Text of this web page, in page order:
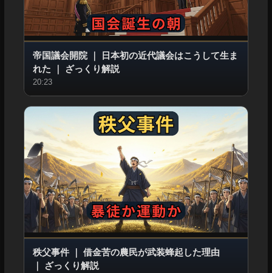
帝国議会開院｜
日本初の近代議会はこうして生ま
れた ｜ ざっくり解説
20:23
秩父事件｜ 借金苦の農民が武装蜂起した理由
｜
ざっくり解説